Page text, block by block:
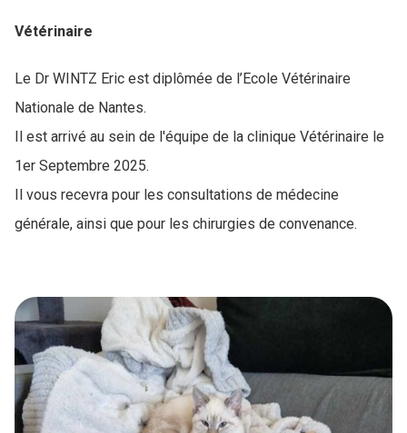
Vétérinaire
Le Dr WINTZ Eric est diplômée de l’Ecole Vétérinaire
Nationale de Nantes.
Il est arrivé au sein de l'équipe de la clinique Vétérinaire le
1er Septembre 2025.
Il vous recevra pour les consultations de médecine
générale, ainsi que pour les chirurgies de convenance.